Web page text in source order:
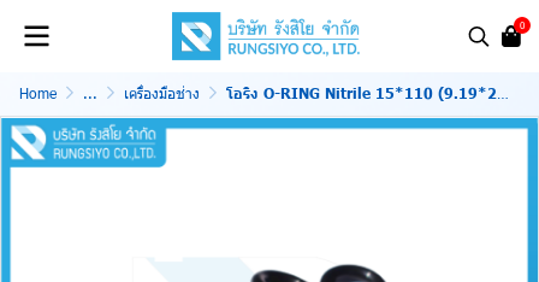
0
Home ... เครื่องมือช่าง โอริง O-RING Nitrile 15*110 (9.19*2.62)